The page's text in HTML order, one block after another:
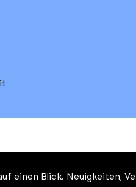
einen Blick. Neuigkeiten,